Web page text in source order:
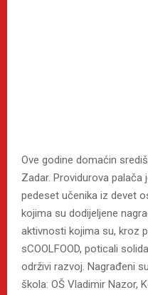
Ove godine domaćin
Zadar. Providurova palača
pedeset učenika iz devet
kojima su dodijeljene
aktivnosti kojima su, kroz
sCOOLFOOD, poticali
održivi razvoj. Nagrađeni
škola: OŠ Vladimir Nazor,